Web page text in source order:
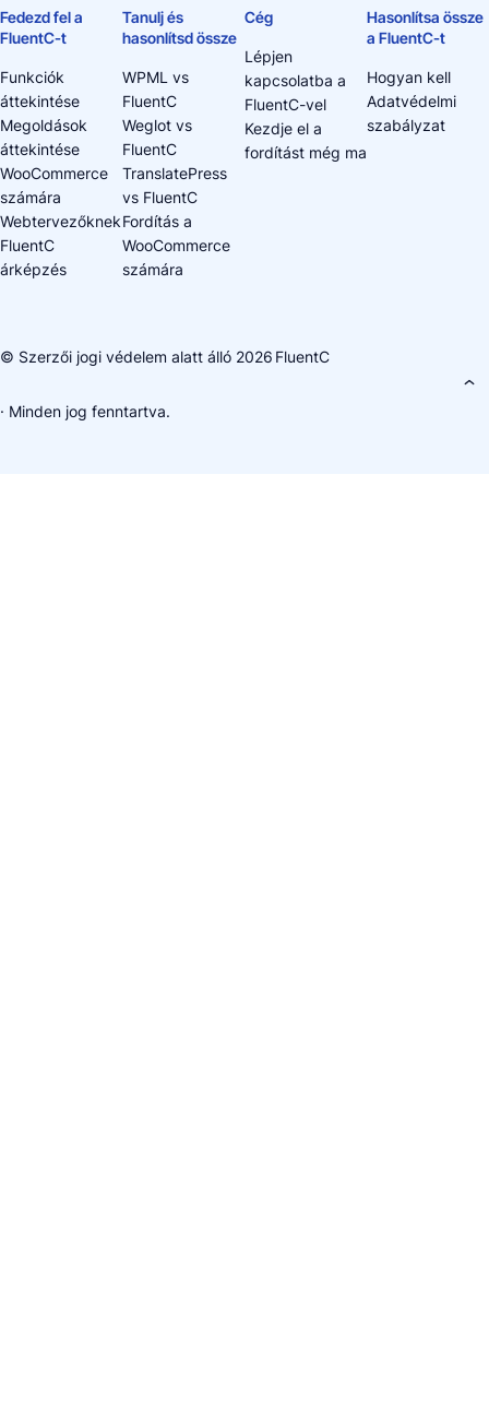
Fedezd fel a
FluentC-t
Funkciók
áttekintése
Megoldások
áttekintése
WooCommerce
számára
Webtervezőknek
FluentC
árképzés
Tanulj és
hasonlítsd össze
WPML vs
FluentC
Weglot vs
FluentC
TranslatePress
vs FluentC
Fordítás a
WooCommerce
számára
Cég
Lépjen
kapcsolatba a
FluentC-vel
Kezdje el a
fordítást még ma
Hasonlítsa össze
a FluentC-t
Hogyan kell
Adatvédelmi
szabályzat
© Szerzői jogi védelem alatt álló 2026 FluentC
· Minden jog fenntartva.